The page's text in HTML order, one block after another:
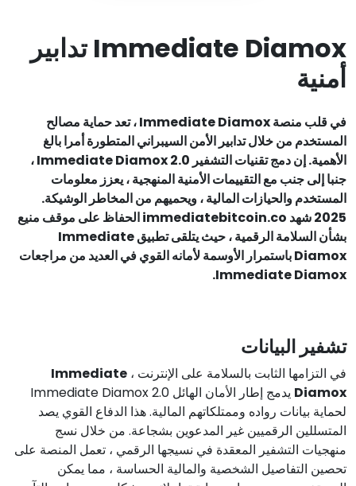
Immediate Diamox تدابير
أمنية
في قلب منصة Immediate Diamox ، تعد حماية مصالح
المستخدم من خلال تدابير الأمن السيبراني المتطورة أمرا بالغ
الأهمية. إن دمج تقنيات التشفير Immediate Diamox 2.0 ،
جنبا إلى جنب مع التقييمات الأمنية المنهجية ، يعزز معلومات
المستخدم والحيازات المالية ، ويحميهم من المخاطر الوشيكة.
2025 شهد immediatebitcoin.co الحفاظ على موقف منيع
بشأن السلامة الرقمية ، حيث يتلقى تطبيق Immediate
Diamox باستمرار الأوسمة لأمانه القوي في العديد من مراجعات
Immediate Diamox.
تشفير البيانات
في التزامها الثابت بالسلامة على الإنترنت ، Immediate
Diamox
يدمج إطار الأمان الهائل Immediate Diamox 2.0
لحماية بيانات رواده وممتلكاتهم المالية. هذا الدفاع القوي يصد
المتسللين الرقميين غير المدعوين بشجاعة. من خلال نسج
منهجيات التشفير المعقدة في نسيجها الرقمي ، تعمل المنصة على
تحصين التفاصيل الشخصية والمالية الحساسة ، مما يمكن